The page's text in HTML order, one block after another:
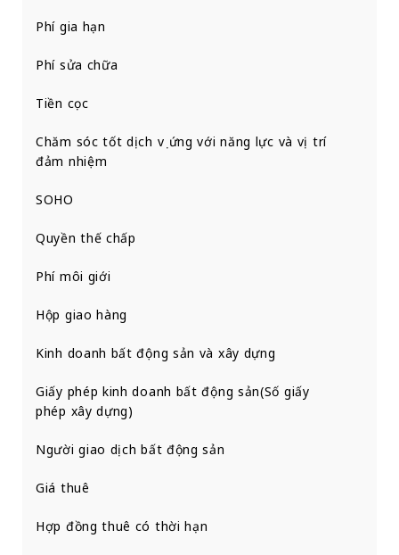
Phí gia hạn
Phí sửa chữa
Tiền cọc
Chăm sóc tốt dịch vụ ứng với năng lực và vị trí
đảm nhiệm
SOHO
Quyền thế chấp
Phí môi giới
Hộp giao hàng
Kinh doanh bất động sản và xây dựng
Giấy phép kinh doanh bất động sản(Số giấy
phép xây dựng)
Người giao dịch bất động sản
Giá thuê
Hợp đồng thuê có thời hạn